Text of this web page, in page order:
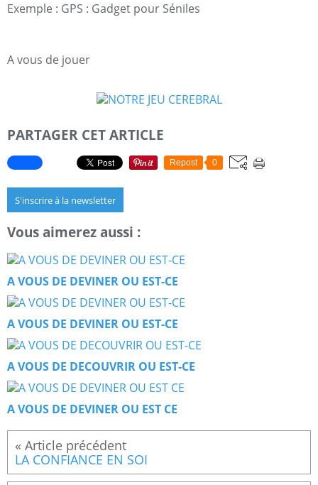
Exemple : GPS : Gadget pour Séniles
A vous de jouer
PARTAGER CET ARTICLE
Repost 0
S'inscrire à la newsletter
Vous aimerez aussi :
A VOUS DE DEVINER OU EST-CE
A VOUS DE DEVINER OU EST-CE
A VOUS DE DECOUVRIR OU EST-CE
A VOUS DE DEVINER OU EST CE
LA CONFIANCE EN SOI